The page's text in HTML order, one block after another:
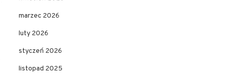
marzec 2026
luty 2026
styczeń 2026
listopad 2025